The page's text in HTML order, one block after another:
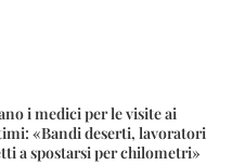
i medici per le visite ai
«Bandi deserti, lavoratori
a spostarsi per chilometri»